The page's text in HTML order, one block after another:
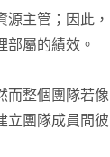
主管；因此，
部屬的績效。
而整個團隊若像
立團隊成員間彼